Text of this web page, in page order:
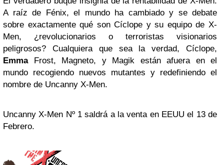
A raíz de Fénix, el mundo ha cambiado y se debate
sobre exactamente qué son Cíclope y su equipo de X-
Men, ¿revolucionarios o terroristas visionarios
peligrosos? Cualquiera que sea la verdad, Cíclope,
EmmaFrost, Magneto, y Magik están afuera en el
mundo recogiendo nuevos mutantes y redefiniendo el
nombre de Uncanny X-Men.
Uncanny X-Men Nº 1 saldrá a la venta en EEUU el 13 de
Febrero.